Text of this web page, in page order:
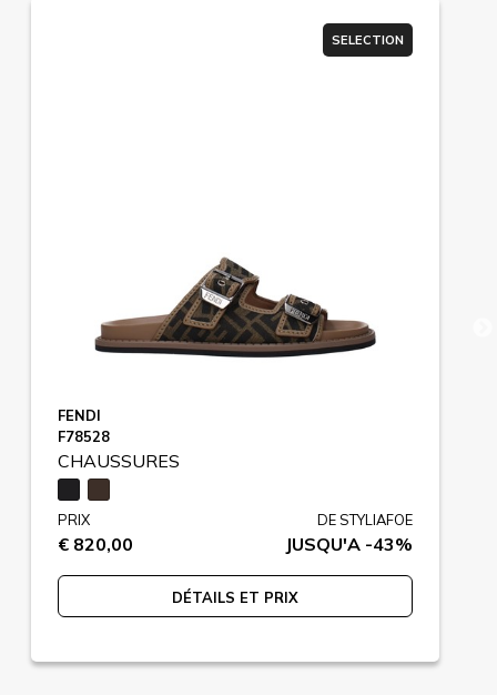
SELECTION
FENDI
F78528
CHAUSSURES
PRIX
€ 820,00
DE STYLIAFOE
JUSQU'A -43%
DÉTAILS ET PRIX